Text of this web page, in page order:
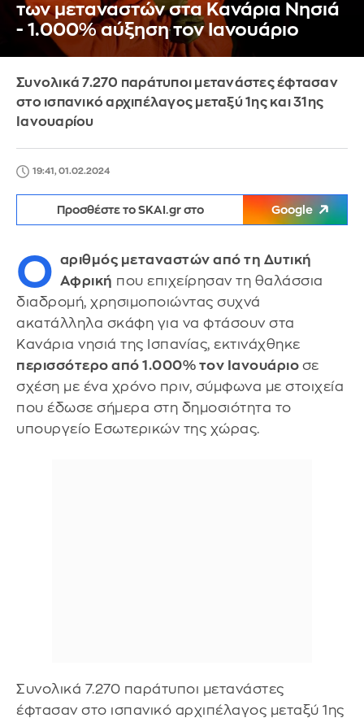
των μεταναστών στα Κανάρια Νησιά
- 1.000% αύξηση τον Ιανουάριο
Συνολικά 7.270 παράτυποι μετανάστες έφτασαν
στο ισπανικό αρχιπέλαγος μεταξύ 1ης και 31ης
Ιανουαρίου
19:41, 01.02.2024
Προσθέστε το SKAI.gr στο Google
Ο αριθμός μεταναστών από τη Δυτική
Αφρική που επιχείρησαν τη θαλάσσια
διαδρομή, χρησιμοποιώντας συχνά
ακατάλληλα σκάφη για να φτάσουν στα
Κανάρια νησιά της Ισπανίας, εκτινάχθηκε
περισσότερο από 1.000% τον Ιανουάριο σε
σχέση με ένα χρόνο πριν, σύμφωνα με στοιχεία
που έδωσε σήμερα στη δημοσιότητα το
υπουργείο Εσωτερικών της χώρας.
Συνολικά 7.270 παράτυποι μετανάστες
έφτασαν στο ισπανικό αρχιπέλαγος μεταξύ 1ης